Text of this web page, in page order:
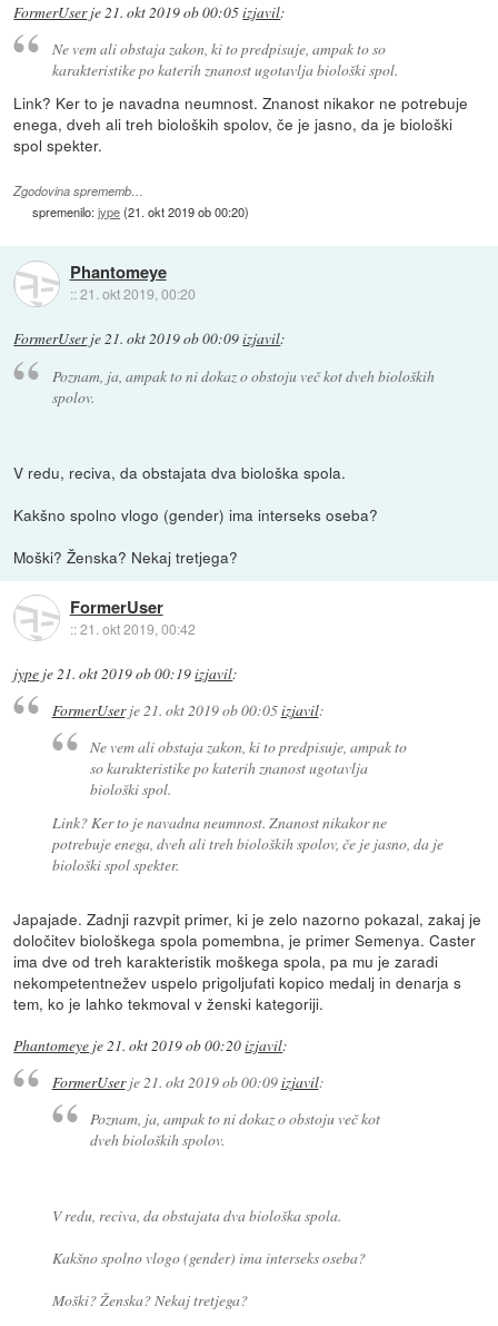
FormerUserje 21. okt 2019 ob 00:05izjavil:
Ne vem ali obstaja zakon, ki to predpisuje, ampak to so
karakteristike po katerih znanost ugotavlja biološki spol.
Link? Ker to je navadna neumnost. Znanost nikakor ne potrebuje
enega, dveh ali treh bioloških spolov, če je jasno, da je biološki
spol spekter.
Zgodovina sprememb…
spremenilo:jype(21. okt 2019 ob 00:20)
Phantomeye
::21. okt 2019, 00:20
FormerUserje21. okt 2019 ob 00:09izjavil:
Poznam, ja, ampak to ni dokaz o obstoju več kot dveh bioloških
spolov.
V redu, reciva, da obstajata dva biološka spola.
Kakšno spolno vlogo (gender) ima interseks oseba?
Moški? Ženska? Nekaj tretjega?
FormerUser
::21. okt 2019, 00:42
jype je 21. okt 2019 ob 00:19izjavil:
FormerUserje21. okt 2019 ob 00:05izjavil:
Ne vem ali obstaja zakon, ki to predpisuje, ampak to
so karakteristike po katerih znanost ugotavlja
biološki spol.
Link? Ker to je navadna neumnost. Znanost nikakor ne
potrebuje enega, dveh ali treh bioloških spolov, če je jasno, da je
biološki spol spekter.
Japajade. Zadnji razvpit primer, ki je zelo nazorno pokazal, zakaj je
določitev biološkega spola pomembna, je primer Semenya. Caster
ima dve od treh karakteristik moškega spola, pa mu je zaradi
nekompetentnežev uspelo prigoljufati kopico medalj in denarja s
tem, ko je lahko tekmoval v ženski kategoriji.
Phantomeye je21. okt 2019 ob 00:20izjavil:
FormerUserje21. okt 2019 ob 00:09izjavil:
Poznam, ja, ampak to ni dokaz o obstoju več kot
dveh bioloških spolov.
V redu, reciva, da obstajata dva biološka spola.
Kakšno spolno vlogo (gender) ima interseks oseba?
Moški? Ženska? Nekaj tretjega?